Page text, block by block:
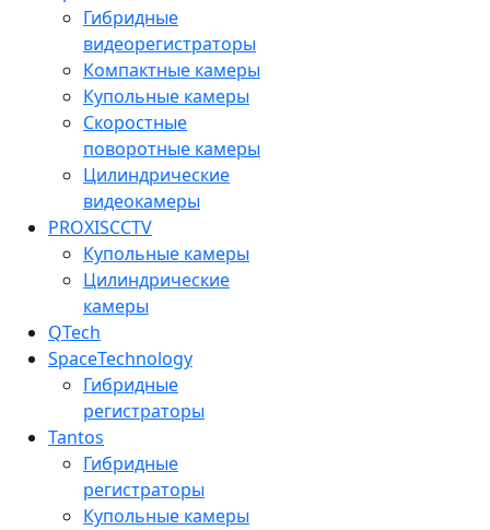
Гибридные
видеорегистраторы
Компактные камеры
Купольные камеры
Скоростные
поворотные камеры
Цилиндрические
видеокамеры
PROXISCCTV
Купольные камеры
Цилиндрические
камеры
QTech
SpaceTechnology
Гибридные
регистраторы
Tantos
Гибридные
регистраторы
Купольные камеры